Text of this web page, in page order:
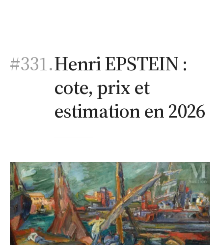
#331.Henri EPSTEIN :
cote, prix et
estimation en 2026